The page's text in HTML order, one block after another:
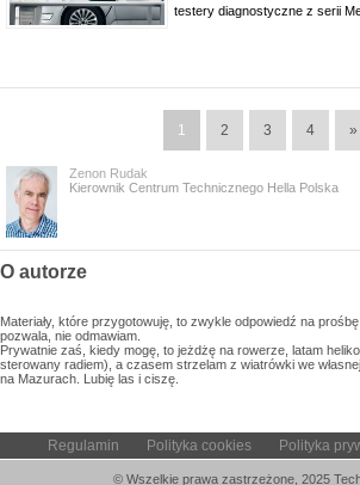
testery diagnostyczne z serii
1 2 3 4 »
Zenon Rudak
Kierownik Centrum Technicznego Hella Polska
O autorze
Materiały, które przygotowuję, to zwykle odpowiedź na
pozwala, nie odmawiam.
Prywatnie zaś, kiedy mogę, to jeżdżę na rowerze, latam
sterowany radiem), a czasem strzelam z wiatrówki we
na Mazurach. Lubię las i ciszę.
Regulamin Polityka cookies Polityka
© Wszelkie prawa zastrzeżone, 2025